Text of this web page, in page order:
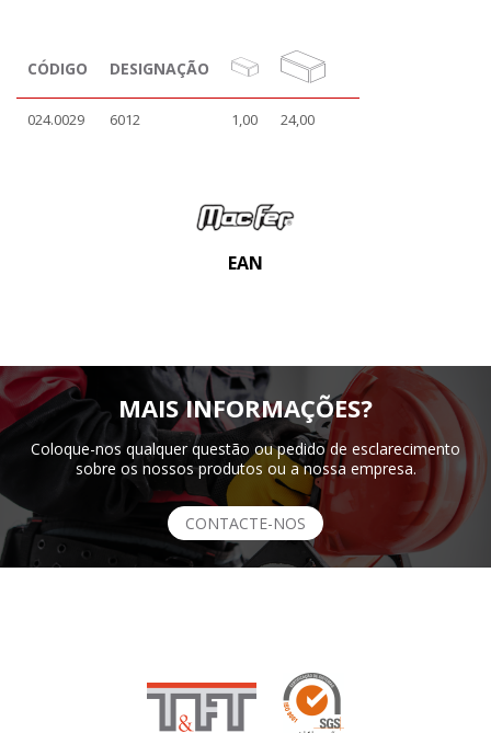
CÓDIGO DESIGNAÇÃO
024.0029 6012 1,00 24,00
EAN
MAIS INFORMAÇÕES?
Coloque-nos qualquer questão ou pedido de esclarecimento
sobre os nossos produtos ou a nossa empresa.
CONTACTE-NOS